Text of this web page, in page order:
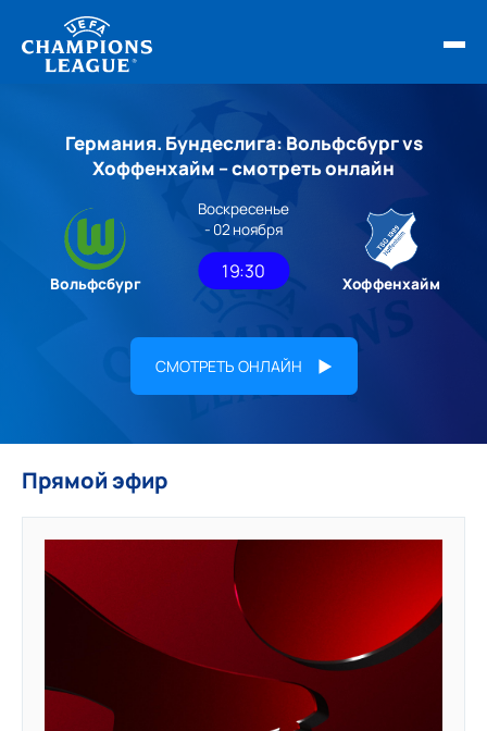
ОБЗОРЫ ЛЧ УЕФА
НОВОСТИ
РАСПИСАНИЕ
Германия. Бундеслига: Вольфсбург vs
Хоффенхайм – смотреть онлайн
Вольфсбург
Воскресенье
- 02 ноября
19:30
Хоффенхайм
СМОТРЕТЬ ОНЛАЙН
Прямой эфир